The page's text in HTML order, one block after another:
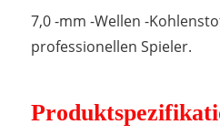
7,0 -mm -Wellen -
professionellen Spieler.